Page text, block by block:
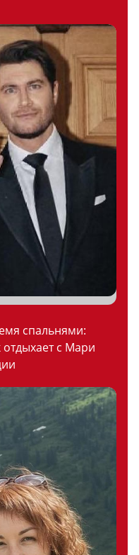
спальнями:
с Мари